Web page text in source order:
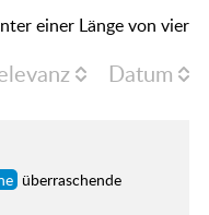
einer Länge von vier
Datum
überraschende